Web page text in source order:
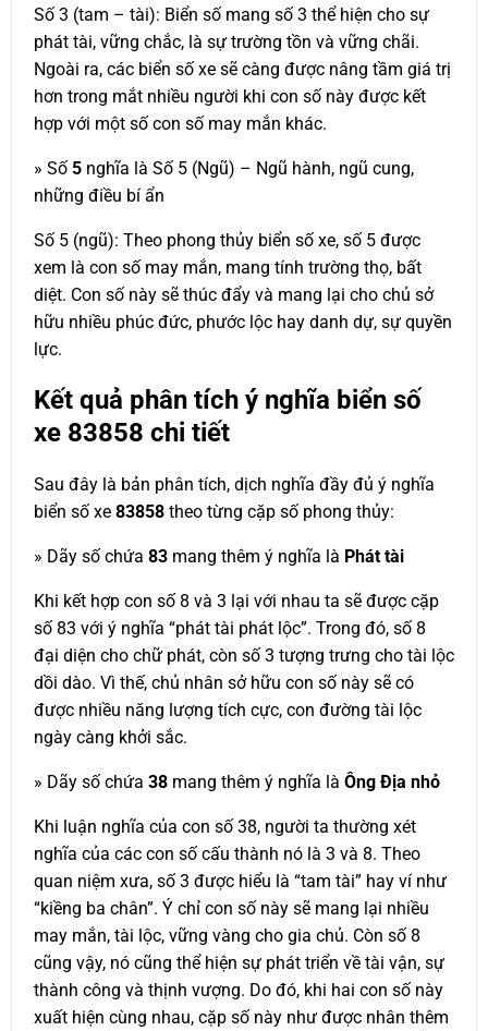
Số 3 (tam – tài): Biển số mang số 3 thể hiện cho sự
phát tài, vững chắc, là sự trường tồn và vững chãi.
Ngoài ra, các biển số xe sẽ càng được nâng tầm giá trị
hơn trong mắt nhiều người khi con số này được kết
hợp với một số con số may mắn khác.
» Số5 nghĩa là Số 5 (Ngũ) – Ngũ hành, ngũ cung,
những điều bí ẩn
Số 5 (ngũ): Theo phong thủy biển số xe, số 5 được
xem là con số may mắn, mang tính trường thọ, bất
diệt. Con số này sẽ thúc đẩy và mang lại cho chủ sở
hữu nhiều phúc đức, phước lộc hay danh dự, sự quyền
lực.
Kết quả phân tích ý nghĩa biển số
xe 83858 chi tiết
Sau đây là bản phân tích, dịch nghĩa đầy đủ ý nghĩa
biển số xe 83858 theo từng cặp số phong thủy:
» Dãy số chứa 83 mang thêm ý nghĩa là Phát tài
Khi kết hợp con số 8 và 3 lại với nhau ta sẽ được cặp
số 83 với ý nghĩa “phát tài phát lộc”. Trong đó, số 8
đại diện cho chữ phát, còn số 3 tượng trưng cho tài lộc
dồi dào. Vì thế, chủ nhân sở hữu con số này sẽ có
được nhiều năng lượng tích cực, con đường tài lộc
ngày càng khởi sắc.
» Dãy số chứa 38 mang thêm ý nghĩa là Ông Địa nhỏ
Khi luận nghĩa của con số 38, người ta thường xét
nghĩa của các con số cấu thành nó là 3 và 8. Theo
quan niệm xưa, số 3 được hiểu là “tam tài” hay ví như
“kiềng ba chân”. Ý chỉ con số này sẽ mang lại nhiều
may mắn, tài lộc, vững vàng cho gia chủ. Còn số 8
cũng vậy, nó cũng thể hiện sự phát triển về tài vận, sự
thành công và thịnh vượng. Do đó, khi hai con số này
xuất hiện cùng nhau, cặp số này như được nhân thêm